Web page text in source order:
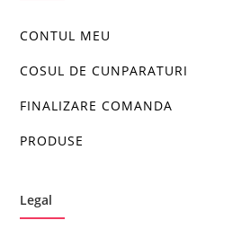
CONTUL MEU
COSUL DE CUNPARATURI
FINALIZARE COMANDA
PRODUSE
Legal